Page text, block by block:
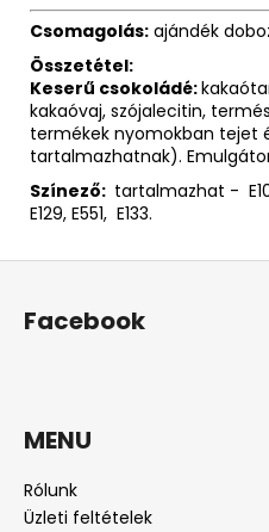
Csomagolás: ajándék
Összetétel:
Keserű csokoládé:
kakaóvaj, szójalecitin,
termékek nyomokban tejet
tartalmazhatnak).
Színező: tartalmazhat -
E129, E551, E133.
Facebook
MENU
Rólunk
Üzleti feltételek